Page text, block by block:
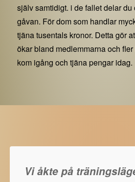
själv samtidigt. i de fallet delar
gåvan. För dom som handlar
tjäna tusentals kronor. Detta gör
ökar bland medlemmarna och
kom igång och tjäna pengar idag.
Vi åkte på